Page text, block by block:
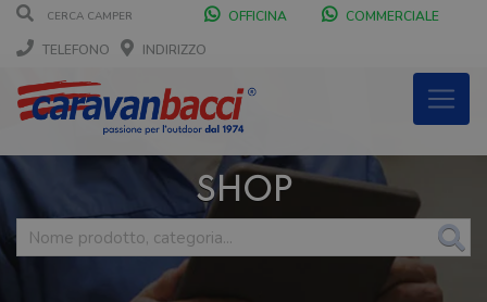
OFFICINA
COMMERCIALE
TELEFONO
INDIRIZZO
SHOP